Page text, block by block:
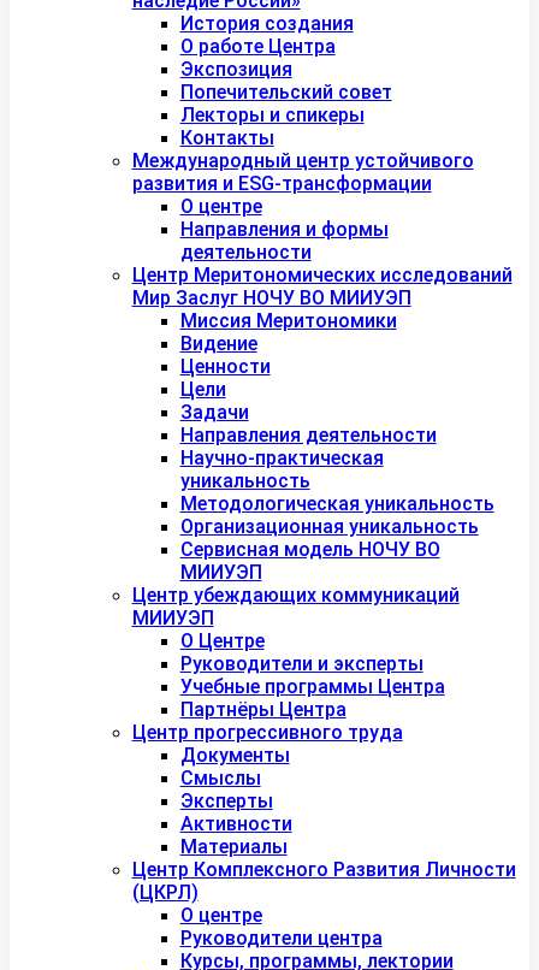
История создания
О работе Центра
Экспозиция
Попечительский совет
Лекторы и спикеры
Контакты
Международный центр устойчивого
развития и ESG-трансформации
О центре
Направления и формы
деятельности
Центр Меритономических исследований
Мир Заслуг НОЧУ ВО МИИУЭП
Миссия Меритономики
Видение
Ценности
Цели
Задачи
Направления деятельности
Научно-практическая
уникальность
Методологическая уникальность
Организационная уникальность
Сервисная модель НОЧУ ВО
МИИУЭП
Центр убеждающих коммуникаций
МИИУЭП
О Центре
Руководители и эксперты
Учебные программы Центра
Партнёры Центра
Центр прогрессивного труда
Документы
Смыслы
Эксперты
Активности
Материалы
Центр Комплексного Развития Личности
(ЦКРЛ)
О центре
Руководители центра
Курсы, программы, лектории